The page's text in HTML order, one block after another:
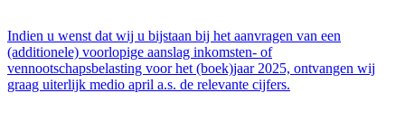
Indien u wenst dat wij u bijstaan bij het aanvragen van een
(additionele) voorlopige aanslag inkomsten- of
vennootschapsbelasting voor het (boek)jaar 2025, ontvangen wij
graag uiterlijk medio april a.s. de relevante cijfers.